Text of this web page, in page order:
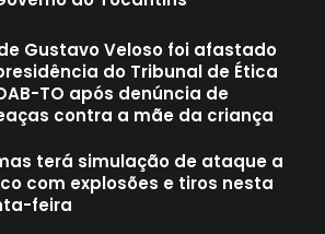
Gustavo Veloso foi afastado
do Tribunal de Ética
TO após denúncia de
contra a mãe da criança
terá simulação de ataque a
com explosões e tiros nesta
feira